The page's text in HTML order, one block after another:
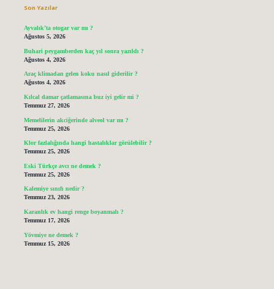
Son Yazılar
Ayvalık’ta otogar var mı ?
Ağustos 5, 2026
Buhari peygamberden kaç yıl sonra yazıldı ?
Ağustos 4, 2026
Araç klimadan gelen koku nasıl giderilir ?
Ağustos 4, 2026
Kılcal damar çatlamasına buz iyi gelir mi ?
Temmuz 27, 2026
Memelilerin akciğerinde alveol var mı ?
Temmuz 25, 2026
Klor fazlalığında hangi hastalıklar görülebilir ?
Temmuz 25, 2026
Eski Türkçe avcı ne demek ?
Temmuz 25, 2026
Kalemiye sınıfı nedir ?
Temmuz 23, 2026
Karanlık ev hangi renge boyanmalı ?
Temmuz 17, 2026
Yövmiye ne demek ?
Temmuz 15, 2026